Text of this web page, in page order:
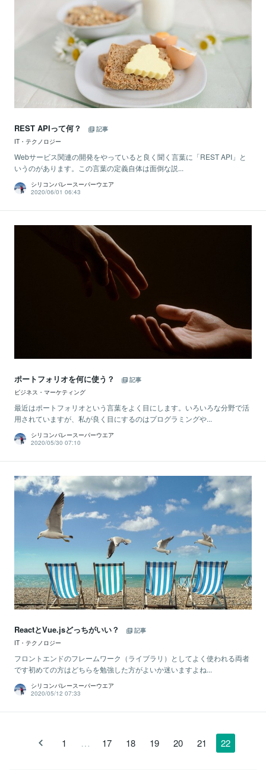
REST APIって何？
記事
IT・テクノロジー
Webサービス関連の開発をやっていると良く聞く言葉に「REST API」と
いうのがあります。この言葉の定義自体は面倒な説...
シリコンバレースーパーウエア
2020/06/01 06:43
ポートフォリオを何に使う？
記事
ビジネス・マーケティング
最近はポートフォリオという言葉をよく目にします。いろいろな分野で活
用されていますが、私が良く目にするのはプログラミングや...
シリコンバレースーパーウエア
2020/05/30 07:10
ReactとVue.jsどっちがいい？
記事
IT・テクノロジー
フロントエンドのフレームワーク（ライブラリ）としてよく使われる両者
です初めての方はどちらを勉強した方がよいか迷いますよね...
シリコンバレースーパーウエア
2020/05/12 07:33
1 … 17 18 19 20 21 22